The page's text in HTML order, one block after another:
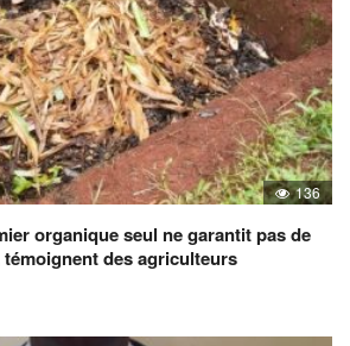
136
organique seul ne garantit pas de
des agriculteurs